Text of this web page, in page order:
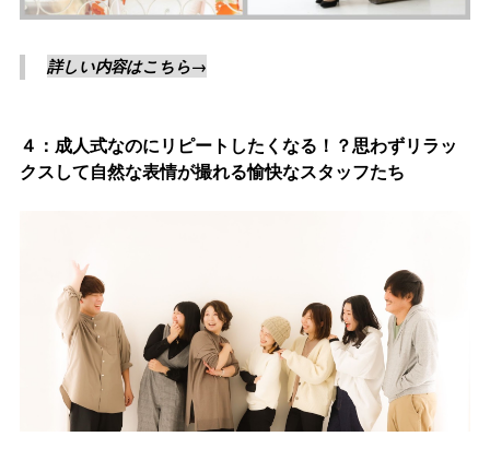
詳しい内容はこちら→
４：成人式なのにリピートしたくなる！？思わずリラッ
クスして自然な表情が撮れる愉快なスタッフたち